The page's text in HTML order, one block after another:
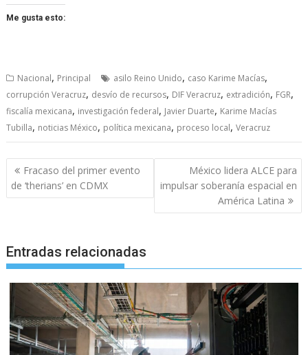
Me gusta esto:
Nacional, Principal asilo Reino Unido, caso Karime Macías,
corrupción Veracruz, desvío de recursos, DIF Veracruz, extradición, FGR,
fiscalía mexicana, investigación federal, Javier Duarte, Karime Macías
Tubilla, noticias México, política mexicana, proceso local,Veracruz
Navegación
de
entradas
Fracaso del primer evento
de ‘therians’ en CDMX
México lidera ALCE para
impulsar soberanía espacial en
América Latina
Entradas relacionadas